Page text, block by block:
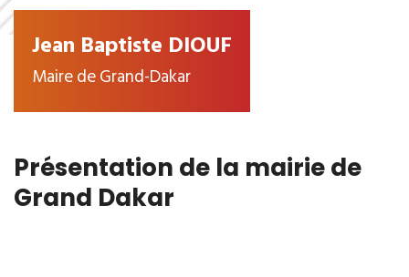
Jean Baptiste DIOUF
Maire de Grand-Dakar
Présentation de la mairie de
Grand Dakar